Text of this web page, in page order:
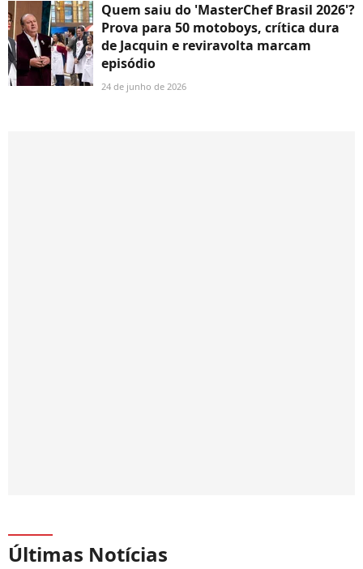
Quem saiu do 'MasterChef Brasil 2026'?
Prova para 50 motoboys, crítica dura
de Jacquin e reviravolta marcam
episódio
24 de junho de 2026
Últimas Notícias